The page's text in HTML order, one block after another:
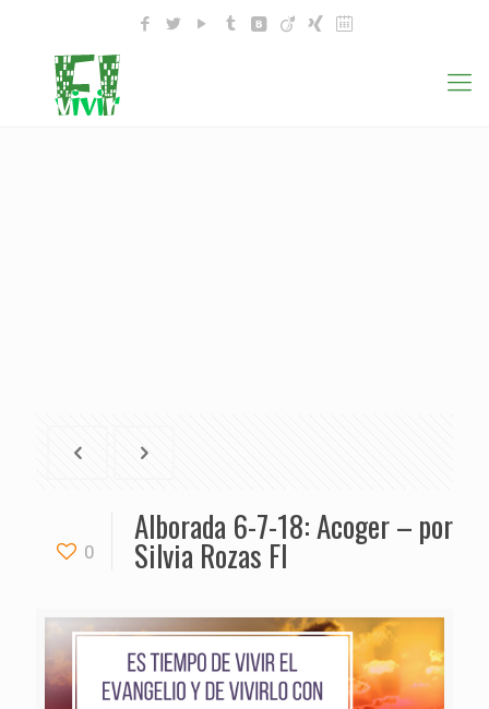
0
Alborada 6-7-18: Acoger – por
Silvia Rozas FI